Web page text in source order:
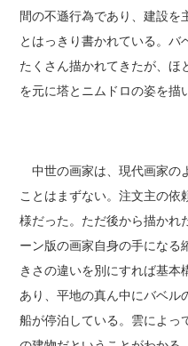
間の不遜行為であり、建設
とはっきり書かれている。バ
たくさん描かれてきたが、ほ
を元に塔とニムドロの姿を描
中世の画家は、現代画家の
ことはまずない。注文主の依
様だった。ただ後から描かれ
ーン版の画家自身の手にな
きさの違いを別にすれば基
あり、平地の真ん中にバベル
船が停泊している。雲によっ